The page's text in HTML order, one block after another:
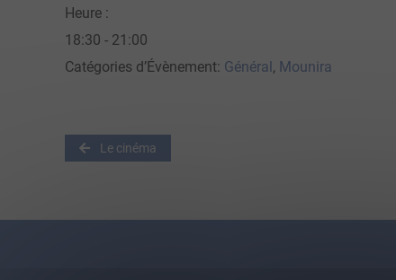
Heure :
18:30 - 21:00
Catégories d’Évènement: Général, Mounira
Le cinéma